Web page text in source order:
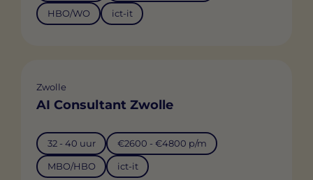
HBO/WO ict-it
Zwolle
AI Consultant Zwolle
32 - 40 uur €2600 - €4800 p/m
MBO/HBO ict-it